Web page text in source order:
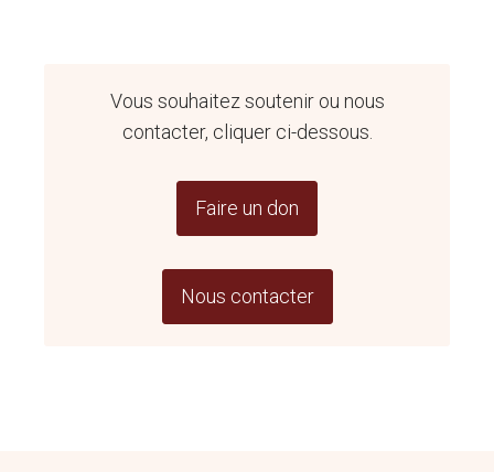
Vous souhaitez soutenir ou nous
contacter, cliquer ci-dessous.
Faire un don
Nous contacter